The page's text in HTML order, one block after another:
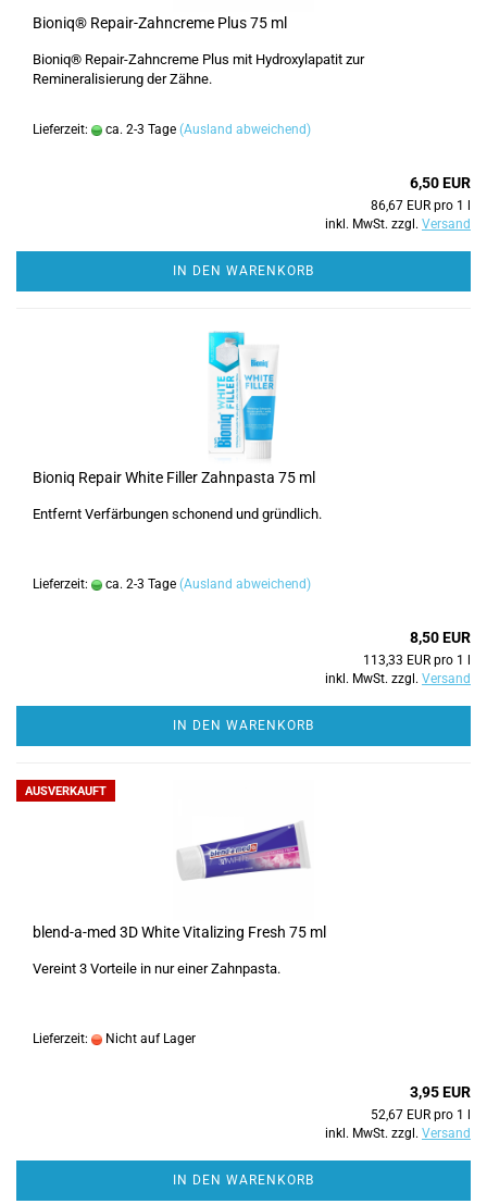
Bioniq® Repair-Zahncreme Plus 75 ml
Bioniq® Repair-Zahncreme Plus mit Hydroxylapatit zur
Remineralisierung der Zähne.
Lieferzeit: ca. 2-3 Tage (Ausland abweichend)
6,50 EUR
86,67 EUR pro 1 l
inkl. MwSt. zzgl. Versand
IN DEN WARENKORB
Bioniq Repair White Filler Zahnpasta 75 ml
Entfernt Verfärbungen schonend und gründlich.
Lieferzeit: ca. 2-3 Tage (Ausland abweichend)
8,50 EUR
113,33 EUR pro 1 l
inkl. MwSt. zzgl. Versand
IN DEN WARENKORB
AUSVERKAUFT
blend-a-med 3D White Vitalizing Fresh 75 ml
Vereint 3 Vorteile in nur einer Zahnpasta.
Lieferzeit: Nicht auf Lager
3,95 EUR
52,67 EUR pro 1 l
inkl. MwSt. zzgl. Versand
IN DEN WARENKORB